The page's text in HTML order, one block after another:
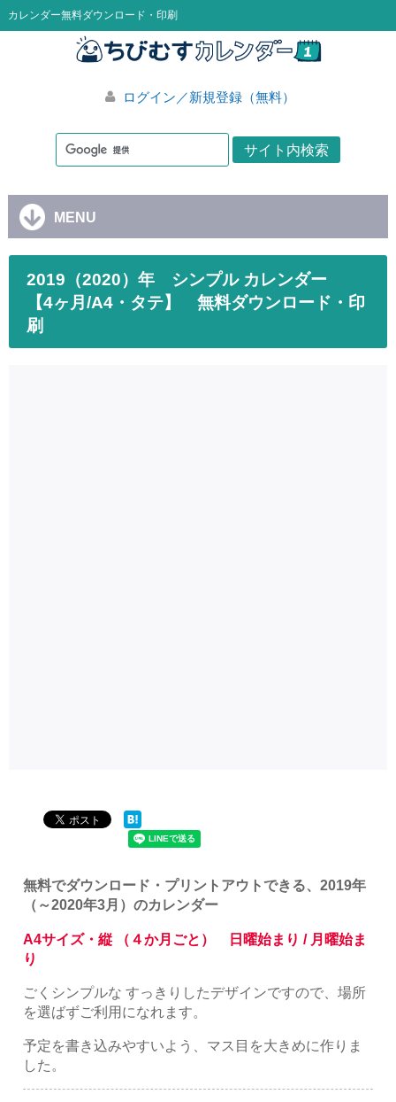
カレンダー無料ダウンロード・印刷
ログイン／新規登録（無料）
MENU
2019（2020）年 シンプル カレンダー
【4ヶ月/A4・タテ】 無料ダウンロード・印
刷
無料でダウンロード・プリントアウトできる、2019年
（～2020年3月）のカレンダー
A4サイズ・縦 （４か月ごと） 日曜始まり / 月曜始ま
り
ごくシンプルな すっきりしたデザインですので、場所
を選ばずご利用になれます。
予定を書き込みやすいよう、マス目を大きめに作りま
した。